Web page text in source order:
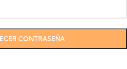
CONTRASEÑA